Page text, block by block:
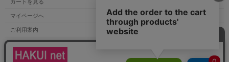
カートを見る
マイページへ
ご利用案内
特定商取引法表示
個人情報の取扱い